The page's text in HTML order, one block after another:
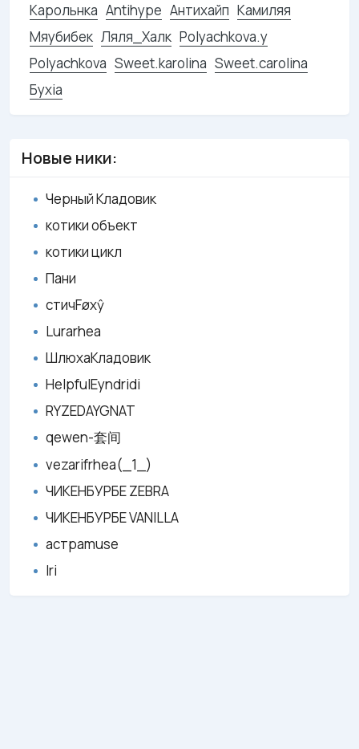
Карольнка Antihype Антихайп Камиляя
Мяубибек Ляля_Халк Polyachkova.y
Polyachkova Sweet.karolina Sweet.carolina
Бухiа
Новые ники:
Черный Кладовик
котики объект
котики цикл
Пани
стичFøxŷ
Lurarhea
ШлюхаКладовик
HelpfulEyndridi
RYZEDAYGNAT
qewen-套间
vezarifrhea(_1_)
ЧИКЕНБУРБЕ ZEBRA
ЧИКЕНБУРБЕ VANILLA
астраmuse
Iri